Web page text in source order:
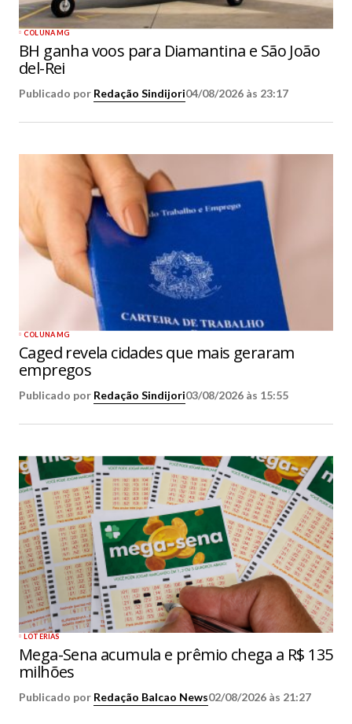
COLUNA MG
BH ganha voos para Diamantina e São João
del-Rei
Publicado por Redação Sindijori04/08/2026 às 23:17
COLUNA MG
Caged revela cidades que mais geraram
empregos
Publicado por Redação Sindijori03/08/2026 às 15:55
LOTERIAS
Mega-Sena acumula e prêmio chega a R$ 135
milhões
Publicado por Redação Balcao News02/08/2026 às 21:27